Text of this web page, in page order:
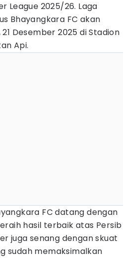
League 2025/26. Laga
Bhayangkara FC akan
Desember 2025 di Stadion
Api.
FC datang dengan
hasil terbaik atas Persib
juga senang dengan skuat
sudah memaksimalkan